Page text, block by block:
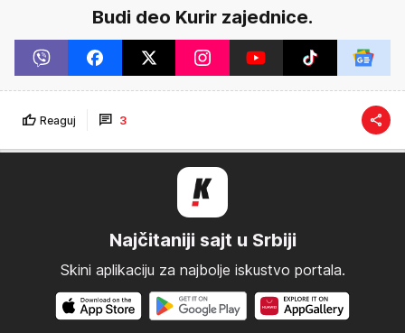
Budi deo Kurir zajednice.
Reaguj 3
Najčitaniji sajt u Srbiji
Skini aplikaciju za najbolje iskustvo portala.